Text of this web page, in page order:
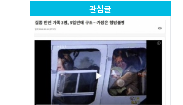
관심글